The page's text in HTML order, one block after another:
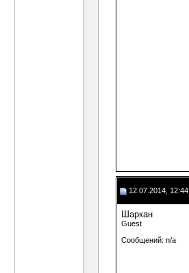
12.07.2014, 12:44
Шаркан
Guest
Сообщений: n/a